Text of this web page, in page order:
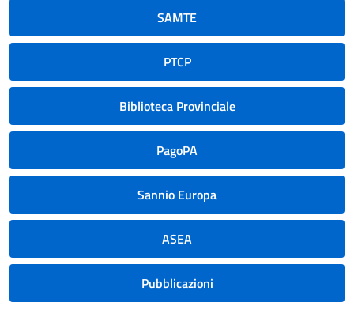
SAMTE
PTCP
Biblioteca Provinciale
PagoPA
Sannio Europa
ASEA
Pubblicazioni